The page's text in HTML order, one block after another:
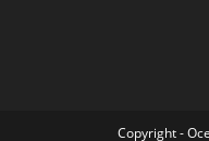
Copyright -